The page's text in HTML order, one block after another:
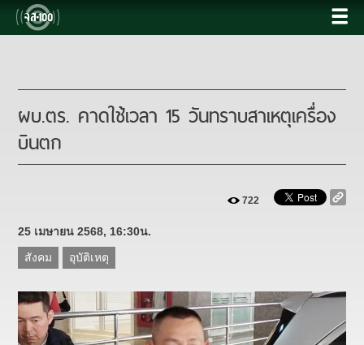
ผบ.ตร. คาดใช้เวลา 15 วันทราบสาเหตุเครื่อง
บินตก
722
25 เมษายน 2568, 16:30น.
สังคม
อุบัติเหตุ